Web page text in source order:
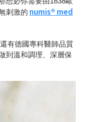
刺激的 numis® med
有德國專科醫師品質
到溫和調理、深層保